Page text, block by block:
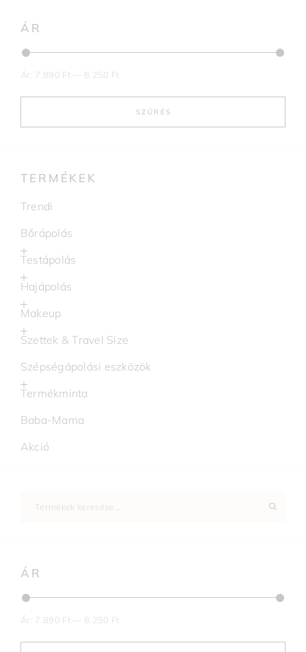
ÁR
SZŰRÉS
Ár: 7.890 Ft 8.250 Ft
TERMÉKEK
Trendi
Bőrápolás
Testápolás
Hajápolás
Makeup
Szettek & Travel Size
Szépségápolási eszközök
Termékminta
Baba-Mama
Akció
ÁR
Ár: 7.890 Ft 8.250 Ft